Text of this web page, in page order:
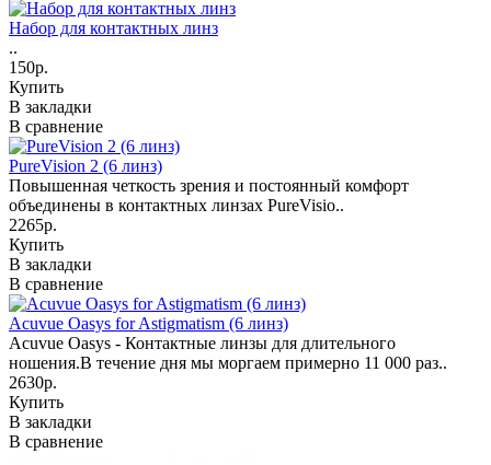
Набор для контактных линз
..
150р.
Купить
В закладки
В сравнение
PureVision 2 (6 линз)
Повышенная четкость зрения и постоянный комфорт
объединены в контактных линзах PureVisio..
2265р.
Купить
В закладки
В сравнение
Acuvue Oasys for Astigmatism (6 линз)
Acuvue Oasys - Контактные линзы для длительного
ношения.В течение дня мы моргаем примерно 11 000 раз..
2630р.
Купить
В закладки
В сравнение